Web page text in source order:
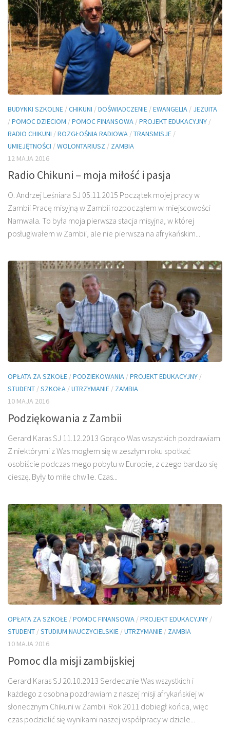
BUDYNKI SZKOLNE /CHIKUNI /DOŚWIADCZENIE /EWANGELIA / JEZUITA
/POMOC DZIECIOM /POMOC FINANSOWA /PROJEKT EDUKACYJNY /
RADIO CHIKUNI /ROZGŁOŚNIA RADIOWA /TRANSMISJE /
UMIEJĘTNOŚCI /WOLONTARIUSZ / ZAMBIA
12 MAJA 2016
Radio Chikuni – moja miłość i pasja
O. Andrzej Leśniara SJ 05.11.2015 Początek mojej pracy w
Zambii Pracę misyjną w Zambii rozpocząłem w miejscowości
Namwala. To była moja pierwsza stacja misyjna, w której
posługiwałem w Zambii, ale nie pierwsza na afrykańskim...
OPŁATA ZA SZKOŁE /PODZIEKOWANIA /PROJEKT EDUKACYJNY /
STUDENT /SZKOŁA /UTRZYMANIE / ZAMBIA
10 MAJA 2016
Podziękowania z Zambii
Gerard Karas SJ 11.12.2013 Gorąco Was wszystkich pozdrawiam.
Z niektórymi z Was mogłem się w zeszłym roku spotkać
osobiście podczas mego pobytu w Europie, z czego bardzo się
cieszę. Były to miłe chwile. Czas...
OPŁATA ZA SZKOŁE /POMOC FINANSOWA /PROJEKT EDUKACYJNY /
STUDENT /STUDIUM NAUCZYCIELSKIE /UTRZYMANIE / ZAMBIA
10 MAJA 2016
Pomoc dla misji zambijskiej
Gerard Karas SJ 20.10.2013 Serdecznie Was wszystkich i
każdego z osobna pozdrawiam z naszej misji afrykańskiej w
słonecznym Chikuni w Zambii. Rok 2011 dobiegł końca, więc
czas podzielić się wynikami naszej współpracy w dziele...